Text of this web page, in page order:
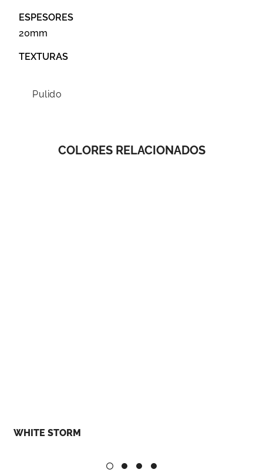
ESPESORES
20mm
TEXTURAS
Pulido
COLORES RELACIONADOS
WHITE STORM